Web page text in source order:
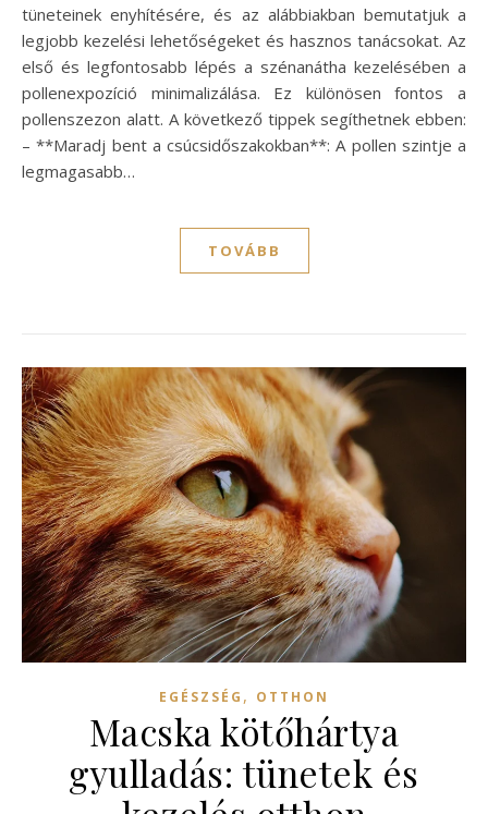
tüneteinek enyhítésére, és az alábbiakban bemutatjuk a
legjobb kezelési lehetőségeket és hasznos tanácsokat. Az
első és legfontosabb lépés a szénanátha kezelésében a
pollenexpozíció minimalizálása. Ez különösen fontos a
pollenszezon alatt. A következő tippek segíthetnek ebben:
– **Maradj bent a csúcsidőszakokban**: A pollen szintje a
legmagasabb…
TOVÁBB
EGÉSZSÉG , OTTHON
Macska kötőhártya
gyulladás: tünetek és